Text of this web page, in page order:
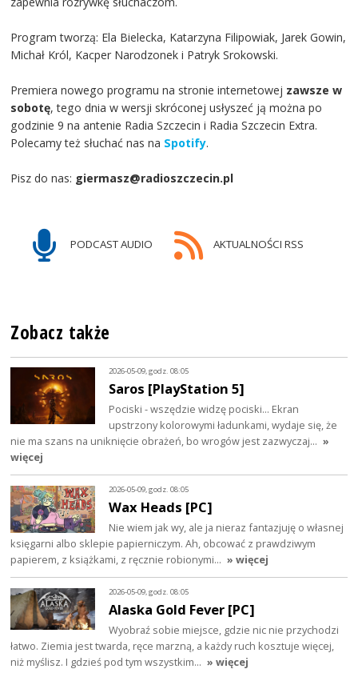
Program tworzą: Ela Bielecka, Katarzyna Filipowiak, Jarek Gowin,
Michał Król, Kacper Narodzonek i Patryk Srokowski.
Premiera nowego programu na stronie internetowej zawsze w
sobotę, tego dnia w wersji skróconej usłyszeć ją można po
godzinie 9 na antenie Radia Szczecin i Radia Szczecin Extra.
Polecamy też słuchać nas na Spotify.
Pisz do nas: giermasz@radioszczecin.pl
PODCAST AUDIO AKTUALNOŚCI RSS
Zobacz także
2026-05-09, godz. 08:05
Saros [PlayStation 5]
Pociski - wszędzie widzę pociski... Ekran
upstrzony kolorowymi ładunkami, wydaje się, że
nie ma szans na uniknięcie obrażeń, bo wrogów jest zazwyczaj… »
więcej
2026-05-09, godz. 08:05
Wax Heads [PC]
Nie wiem jak wy, ale ja nieraz fantazjuję o własnej
księgarni albo sklepie papierniczym. Ah, obcować z prawdziwym
papierem, z książkami, z ręcznie robionymi… » więcej
2026-05-09, godz. 08:05
Alaska Gold Fever [PC]
Wyobraź sobie miejsce, gdzie nic nie przychodzi
łatwo. Ziemia jest twarda, ręce marzną, a każdy ruch kosztuje więcej,
niż myślisz. I gdzieś pod tym wszystkim… » więcej